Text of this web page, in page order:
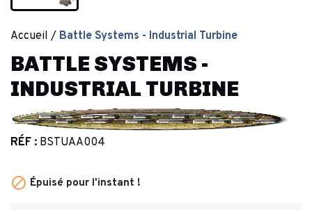
Accueil Battle Systems - Industrial Turbine
BATTLE SYSTEMS -
INDUSTRIAL TURBINE
RÉF : BSTUAA004
 Épuisé pour l'instant !